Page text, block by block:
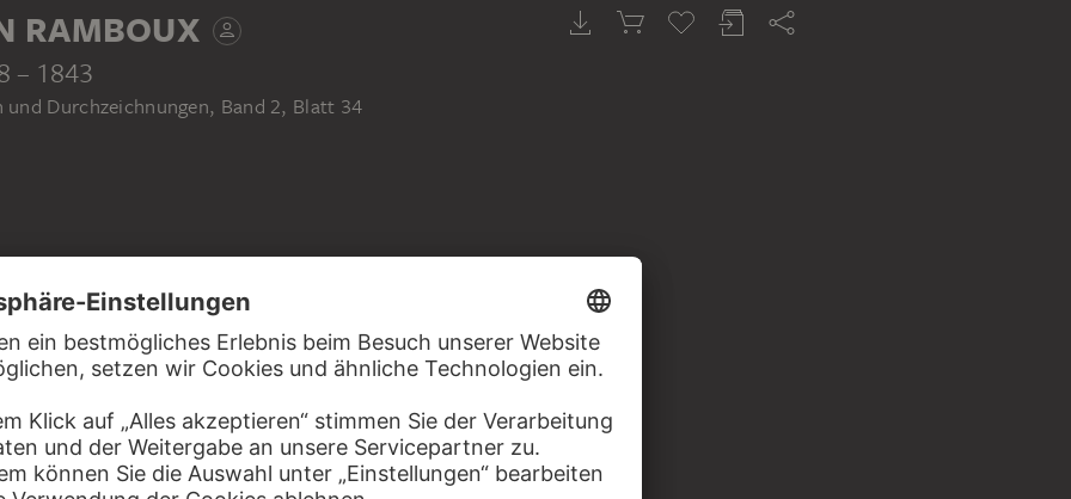
RAMBOUX
– 1843
Durchzeichnungen, Band 2, Blatt 34